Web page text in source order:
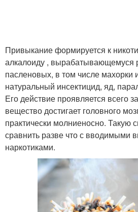
Привыкание формируется к
алкалоиду , вырабатывающемуся
пасленовых, в том числе махорки
натуральный инсектицид, яд,
Его действие проявляется всего
вещество достигает головного
практически молниеносно. Такую
сравнить разве что с вводимыми
наркотиками.